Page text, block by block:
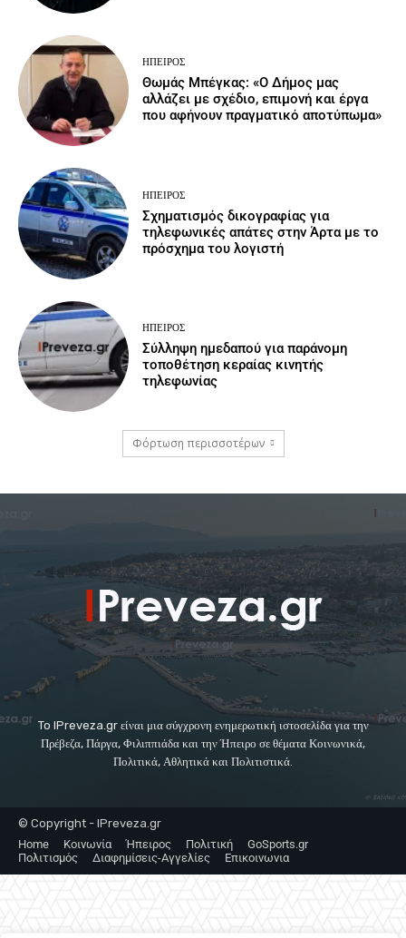
ΉΠΕΙΡΟΣ
Θωμάς Μπέγκας: «Ο Δήμος μας
αλλάζει με σχέδιο, επιμονή και έργα
που αφήνουν πραγματικό αποτύπωμα»
ΉΠΕΙΡΟΣ
Σχηματισμός δικογραφίας για
τηλεφωνικές απάτες στην Άρτα με το
πρόσχημα του λογιστή
ΉΠΕΙΡΟΣ
Σύλληψη ημεδαπού για παράνομη
τοποθέτηση κεραίας κινητής
τηλεφωνίας
Φόρτωση περισσοτέρων
To IPreveza.gr είναι μια σύγχρονη ενημερωτική ιστοσελίδα για την
Πρέβεζα, Πάργα, Φιλιππιάδα και την Ήπειρο σε θέματα Κοινωνικά,
Πολιτικά, Αθλητικά και Πολιτιστικά.
© Copyright - IPreveza.gr
Home
Κοινωνία Ήπειρος Πολιτική
GoSports.gr
Πολιτισμός
Διαφημίσεις-Αγγελίες Επικοινωνια